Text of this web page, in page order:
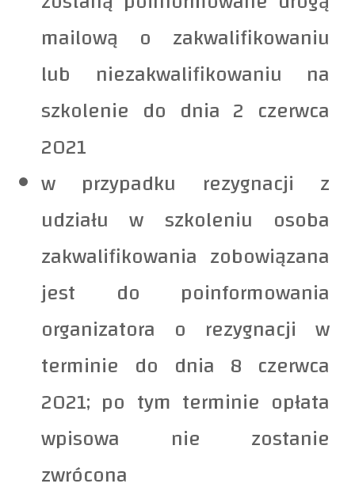
mailową o zakwalifikowaniu
lub niezakwalifikowaniu na
szkolenie do dnia 2 czerwca
2021
w przypadku rezygnacji z
udziału w szkoleniu osoba
zakwalifikowania zobowiązana
jest do poinformowania
organizatora o rezygnacji w
terminie do dnia 8 czerwca
2021; po tym terminie opłata
wpisowa nie zostanie
zwrócona